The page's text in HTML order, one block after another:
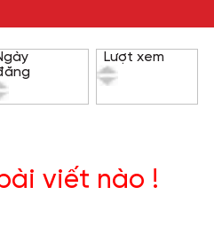
Lượt xem
viết nào !